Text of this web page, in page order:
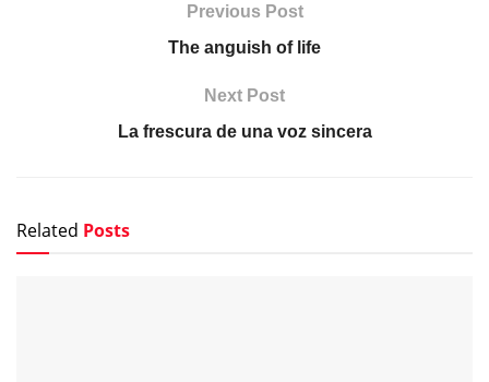
Previous Post
The anguish of life
Next Post
La frescura de una voz sincera
Related Posts